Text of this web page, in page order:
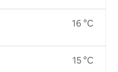
16 °C
15 °C